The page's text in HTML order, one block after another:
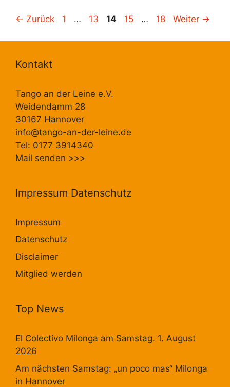
← Zurück Seite
1 … Seite
13 Seite
14 Seite
15 … Seite
18 Weiter →
Kontakt
Tango an der Leine e.V.
Weidendamm 28
30167 Hannover
info@tango-an-der-leine.de
Tel: 0177 3914340
Mail senden >>>
Impressum Datenschutz
Impressum
Datenschutz
Disclaimer
Mitglied werden
Top News
El Colectivo Milonga am Samstag. 1. August
2026
Am nächsten Samstag: „un poco mas“ Milonga
in Hannover